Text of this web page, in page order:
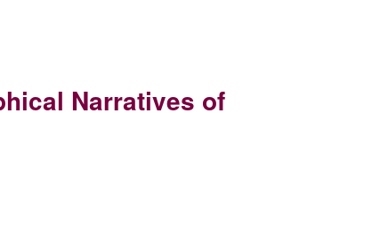
Narratives of